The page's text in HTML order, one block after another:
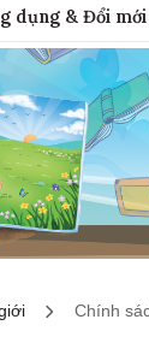
dụng & Đổi
Chính